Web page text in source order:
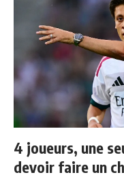
4 joueurs, une
devoir faire un